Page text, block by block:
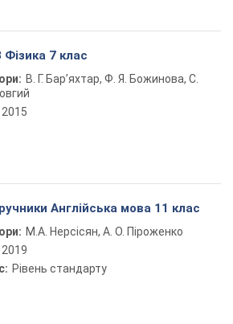
Фізика 7 клас
В. Г. Бар’яхтар, Ф. Я. Божинова, С.
2015
Англійська мова 11 клас
М.А. Нерсісян, А. О. Піроженко
2019
Рівень стандарту